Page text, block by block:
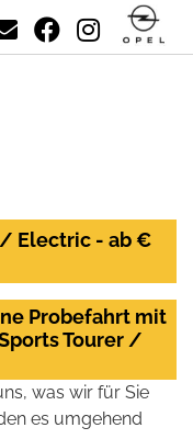
/ Electric - ab €
Probefahrt mit
Tourer /
was wir für Sie
es umgehend